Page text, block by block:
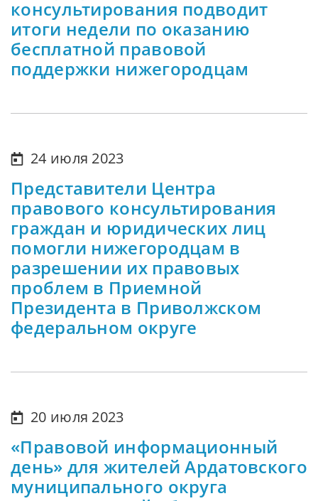
консультирования подводит
итоги недели по оказанию
бесплатной правовой
поддержки нижегородцам
24 июля 2023
Представители Центра
правового консультирования
граждан и юридических лиц
помогли нижегородцам в
разрешении их правовых
проблем в Приемной
Президента в Приволжском
федеральном округе
20 июля 2023
«Правовой информационный
день» для жителей Ардатовского
муниципального округа